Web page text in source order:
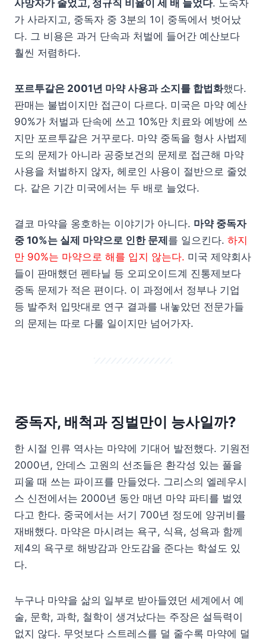
사망자가 줄었고, 정규직 비율이 세 배 늘었다. 노숙자
가 사라지고, 중독자 중 3분의 1이 중독에서 벗어났
다. 그 비용은 과거 단속과 처벌에 들어간 예산보다
훨씬 저렴하다.
포르투갈은 2001년 마약 사용과 소지를 합법화했다.
판매는 불법이지만 접근이 다르다. 미국은 마약 예산
90%가 처벌과 단속에 쓰고 10%만 치료와 예방에 쓰
지만 포르투갈은 거꾸로다. 마약 중독을 형사 사법제
도의 문제가 아니라 공중보건의 문제로 접근해 마약
사용을 처벌하지 않자, 헤로인 사용이 절반으로 줄었
다. 같은 기간 미국에서는 두 배로 늘었다.
결코 마약을 옹호하는 이야기가 아니다. 마약 중독자
중 10%는 실제 마약으로 인한 문제를 일으킨다. 하지
만 90%는 마약으로 해를 입지 않는다. 미국 제약회사
들이 판매했던 펜타닐 등 오피오이드계 진통제보다
중독 문제가 적은 편이다. 이 과정에서 정부나 기업
등 발주처 입맛대로 연구 결과를 내놓았던 전문가들
의 문제는 따로 다룰 일이지만 넘어가자.
중독자, 배척과 징벌만이 능사일까?
한 시절 인류 역사는 마약에 기대어 발전했다. 기원전
2000년, 안데스 고원의 선조들은 환각성 있는 풀을
피울 때 쓰는 파이프를 만들었다. 그리스의 엘레우시
스 신전에서는 2000년 동안 매년 마약 파티를 벌였
다고 한다. 중국에서는 서기 700년 정도에 양귀비를
재배했다. 마약은 마시려는 욕구, 식욕, 성욕과 함께
제4의 욕구로 해방감과 안도감을 준다는 학설도 있
다.
누구나 마약을 삶의 일부로 받아들였던 세계에서 예
술, 문학, 과학, 철학이 생겨났다는 주장은 설득력이
없지 않다. 무엇보다 스트레스를 덜 줄수록 마약에 덜